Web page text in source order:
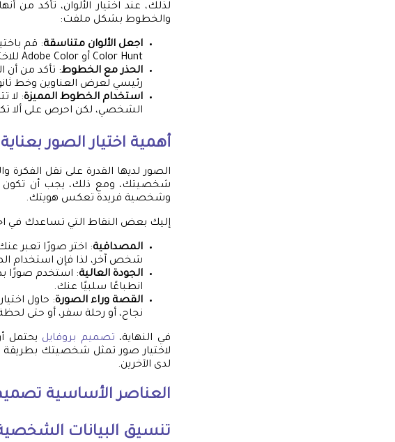
لذلك، عند اختيار الألوان، تأكد
والخطوط بشكل ملفت:
اجعل الألوان متناسقة: قم
Color Hunt أو Adobe Color للاختيار منها.
الحذر مع الخطوط: تأكد من أن
رئيسي لعرض العناوين وخط
استخدام الخطوط المميزة: لا
الشخصي، لكن احرص على ألا
أهمية اختيار الصور بعناية
الصور لديها القدرة على نقل
شخصيتك، ومع ذلك، يجب أن تكون
وشخصية فريدة تعكس هويتك.
إليك بعض النقاط التي تساعدك في
المصداقية: اختر صورًا تعبر
شخص آخر، لذا فإن استخدام
الجودة العالية: استخدم صورًا
انطباعًا سلبيًا عنك.
القصة وراء الصورة: حاول
نجاح، أو رحلة سفر، أو حتى لحظة
في النهاية، تصميم بروفايل يحتمل
لاختيار صور تمثل شخصيتك
لدى الآخرين.
العناصر الأساسية
تنسيق البيانات